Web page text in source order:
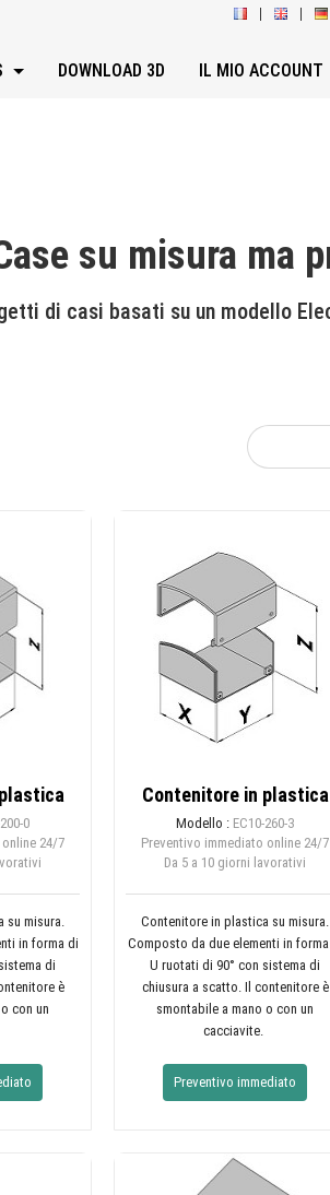
DOWNLOAD 3D IL MIO ACCOUNT
su misura ma
di casi basati su un modello
0
24/7
misura.
in forma di
di
è
con un
Contenitore in plastica
Modello : EC10-260-3
Preventivo immediato online 24/7
Da 5 a 10 giorni lavorativi
Contenitore in plastica su misura.
Composto da due elementi in
U ruotati di 90° con sistema di
chiusura a scatto. Il contenitore è
smontabile a mano o con un
cacciavite.
Preventivo immediato